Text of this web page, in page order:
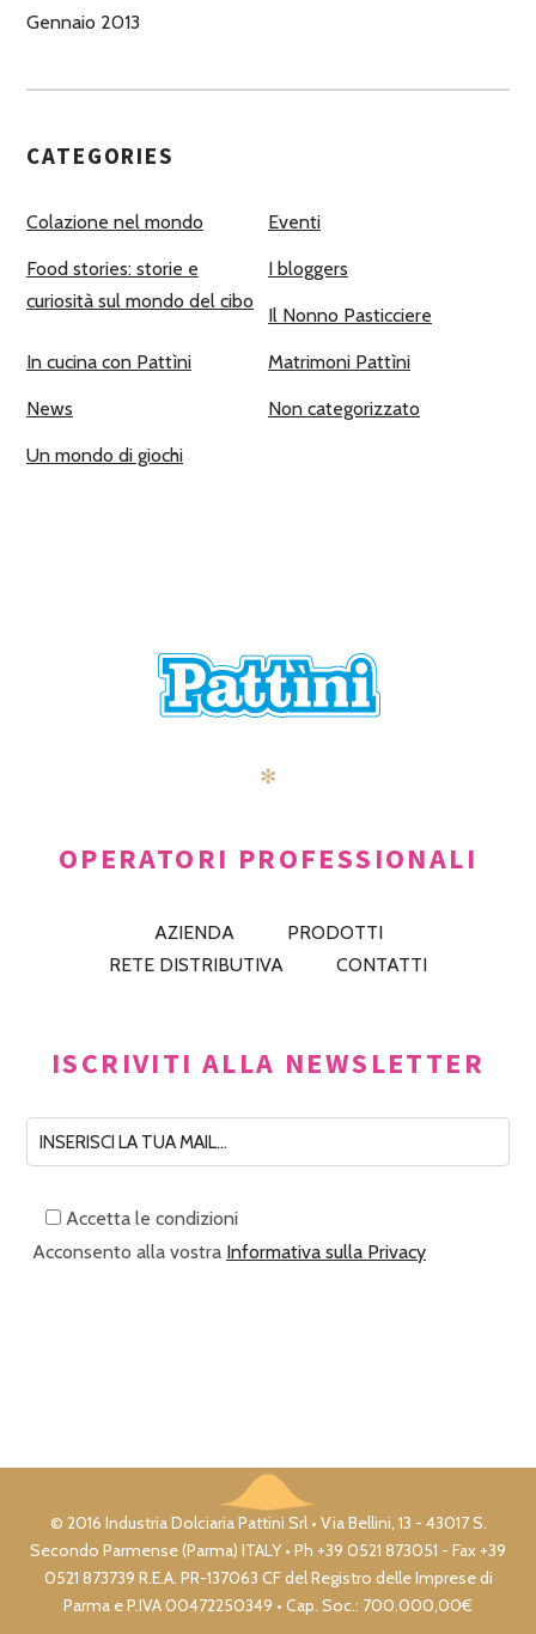
Gennaio 2013
CATEGORIES
Colazione nel mondo Eventi
Food stories: storie e
curiosità sul mondo del cibo
I bloggers
Il Nonno Pasticciere
In cucina con Pattìni Matrimoni Pattìni
News Non categorizzato
Un mondo di giochi
✻
OPERATORI PROFESSIONALI
AZIENDA
PRODOTTI
RETE DISTRIBUTIVA
CONTATTI
ISCRIVITI ALLA NEWSLETTER
Accetta le condizioni
Acconsento alla vostra Informativa sulla Privacy
© 2016 Industria Dolciaria Pattini Srl • Via Bellini, 13 - 43017 S.
Secondo Parmense (Parma) ITALY • Ph +39 0521 873051 - Fax +39
0521 873739 R.E.A. PR-137063 CF del Registro delle Imprese di
Parma e P.IVA 00472250349 • Cap. Soc.: 700.000,00€